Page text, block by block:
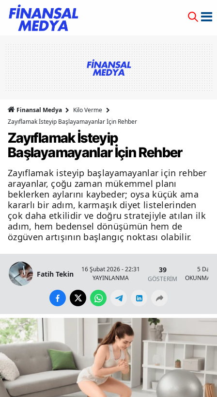
Finansal Medya
Kilo Verme
Zayıflamak İsteyip Başlayamayanlar İçin Rehber
Zayıflamak İsteyip
Başlayamayanlar İçin Rehber
Zayıflamak isteyip başlayamayanlar için rehber
arayanlar, çoğu zaman mükemmel planı
beklerken aylarını kaybeder; oysa küçük ama
kararlı bir adım, karmaşık diyet listelerinden
çok daha etkilidir ve doğru stratejiyle atılan ilk
adım, hem bedensel dönüşümün hem de
özgüven artışının başlangıç noktası olabilir.
Fatih Tekin
16 Şubat 2026 - 22:31
YAYINLANMA
39
GÖSTERİM
5
OKUNMA